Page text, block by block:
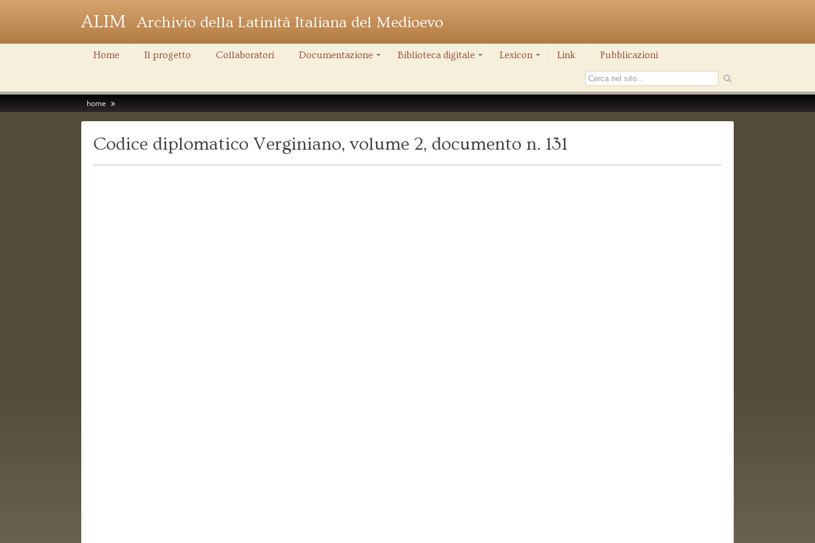
ALIM Archivio della Latinità Italiana del Medioevo
Home Il progetto Collaboratori Documentazione Biblioteca digitale Lexicon Link Pubblicazioni
home
Codice diplomatico Verginiano, volume 2, documento n. 131